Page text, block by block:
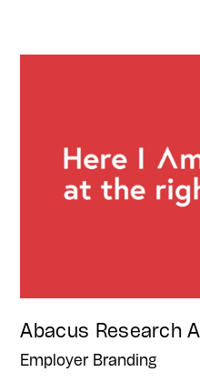
Abacus Research
Employer Branding